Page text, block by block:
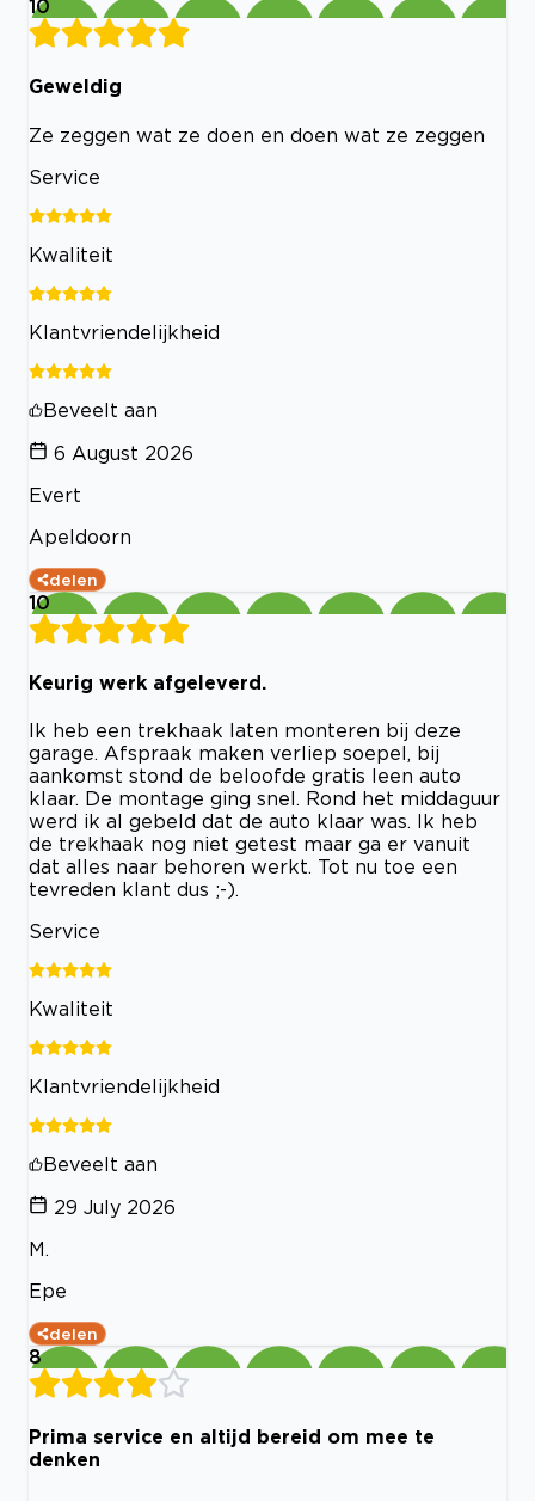
10
Geweldig
Ze zeggen wat ze doen en doen wat ze zeggen
Service
Kwaliteit
Klantvriendelijkheid
Beveelt aan
6 August 2026
Evert
Apeldoorn
delen
10
Keurig werk afgeleverd.
Ik heb een trekhaak laten monteren bij deze
garage. Afspraak maken verliep soepel, bij
aankomst stond de beloofde gratis leen auto
klaar. De montage ging snel. Rond het middaguur
werd ik al gebeld dat de auto klaar was. Ik heb
de trekhaak nog niet getest maar ga er vanuit
dat alles naar behoren werkt. Tot nu toe een
tevreden klant dus ;-).
Service
Kwaliteit
Klantvriendelijkheid
Beveelt aan
29 July 2026
M.
Epe
delen
8
Prima service en altijd bereid om mee te
denken